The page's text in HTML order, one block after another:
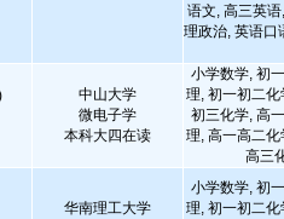
语文, 高三英
理政治, 英语口
中山大学
微电子学
本科大四在读
小学数学, 初
理, 初一初二
初三化学, 高
理, 高一高二
高三
华南理工大学
小学数学, 初
理, 初一初二